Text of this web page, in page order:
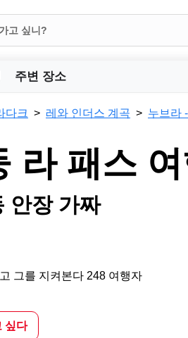
주변 장소
다크 레와 인더스 계곡 누브라
라 패스 여
안장 가짜
그를 지켜본다 248 여행자
싶다